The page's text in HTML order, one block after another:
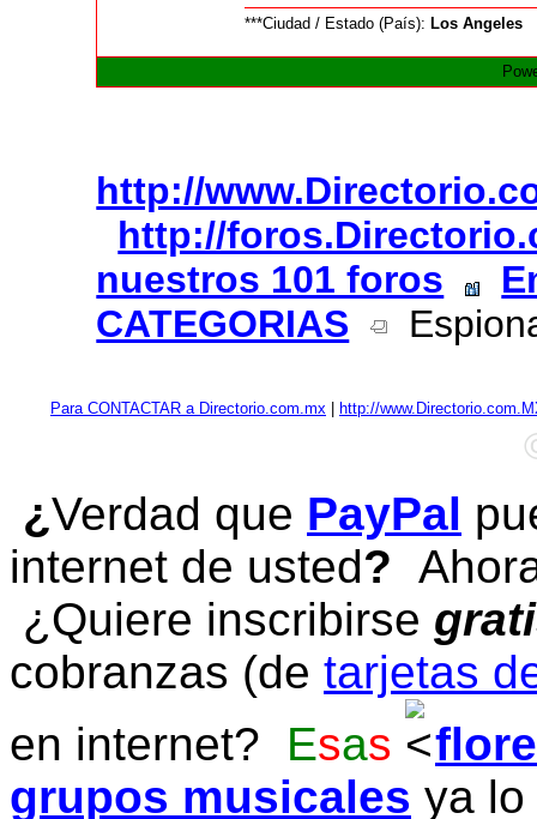
***Ciudad / Estado (País): Los Angeles
http://
http://
nuestros 101 foros
CATEGORIAS
Para CONTACTAR a Directorio.com.mx http://
¿Verdad que PayPal
internet de usted?
¿Quiere inscribirse
cobranzas (de tarjetas
en internet? Esas
grupos musicales ya